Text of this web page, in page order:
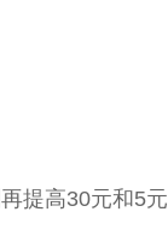
提高30元和5元